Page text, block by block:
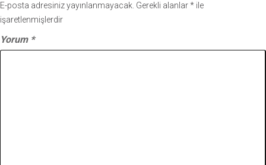
E-posta adresiniz yayınlanmayacak. Gerekli alanlar* ile
işaretlenmişlerdir
Yorum *